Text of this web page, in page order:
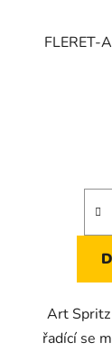
FLERET-
Art
řadící se